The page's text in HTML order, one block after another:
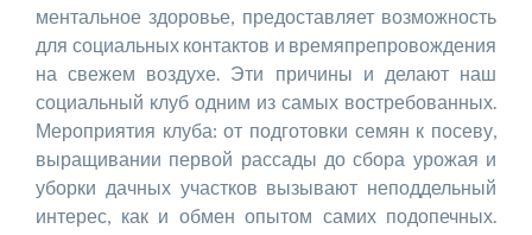
ментальное здоровье, предоставляет возможность
для социальных контактов и времяпрепровождения
на свежем воздухе. Эти причины и делают наш
социальный клуб одним из самых востребованных.
Мероприятия клуба: от подготовки семян к посеву,
выращивании первой рассады до сбора урожая и
уборки дачных участков вызывают неподдельный
интерес, как и обмен опытом самих подопечных.